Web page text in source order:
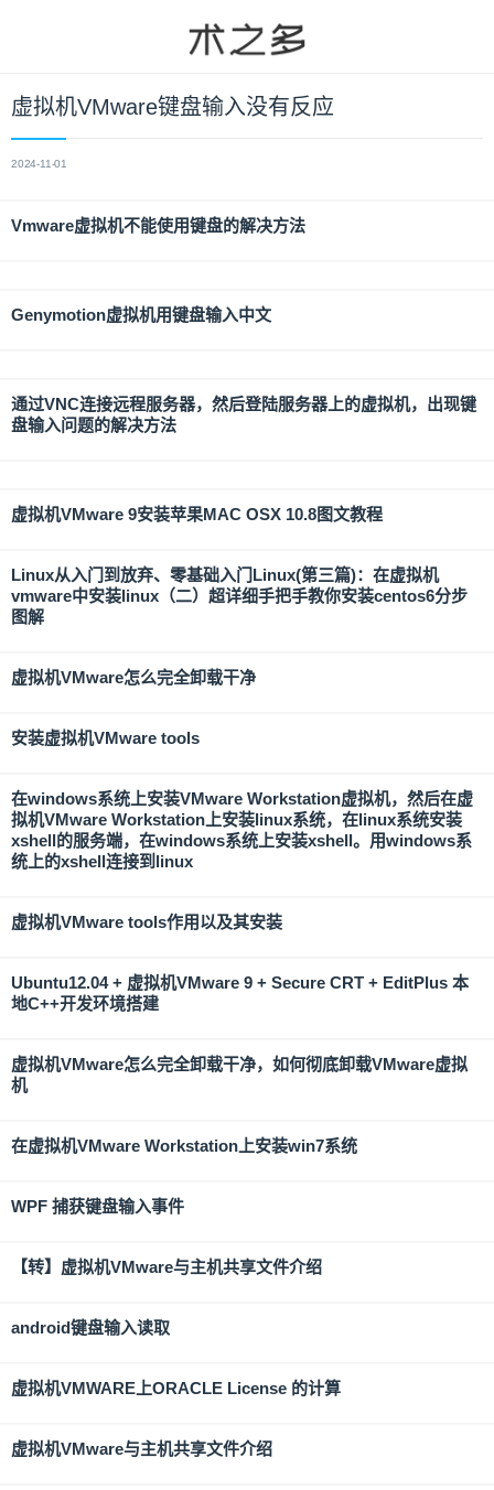
虚拟机VMware键盘输入没有反应
2024-11-01
Vmware虚拟机不能使用键盘的解决方法
Genymotion虚拟机用键盘输入中文
通过VNC连接远程服务器，然后登陆服务器上的虚拟机，出现键
盘输入问题的解决方法
虚拟机VMware 9安装苹果MAC OSX 10.8图文教程
Linux从入门到放弃、零基础入门Linux(第三篇)：在虚拟机
vmware中安装linux（二）超详细手把手教你安装centos6分步
图解
虚拟机VMware怎么完全卸载干净
安装虚拟机VMware tools
在windows系统上安装VMware Workstation虚拟机，然后在虚
拟机VMware Workstation上安装linux系统，在linux系统安装
xshell的服务端，在windows系统上安装xshell。用windows系
统上的xshell连接到linux
虚拟机VMware tools作用以及其安装
Ubuntu12.04 + 虚拟机VMware 9 + Secure CRT + EditPlus 本
地C++开发环境搭建
虚拟机VMware怎么完全卸载干净，如何彻底卸载VMware虚拟
机
在虚拟机VMware Workstation上安装win7系统
WPF 捕获键盘输入事件
【转】虚拟机VMware与主机共享文件介绍
android键盘输入读取
虚拟机VMWARE上ORACLE License 的计算
虚拟机VMware与主机共享文件介绍